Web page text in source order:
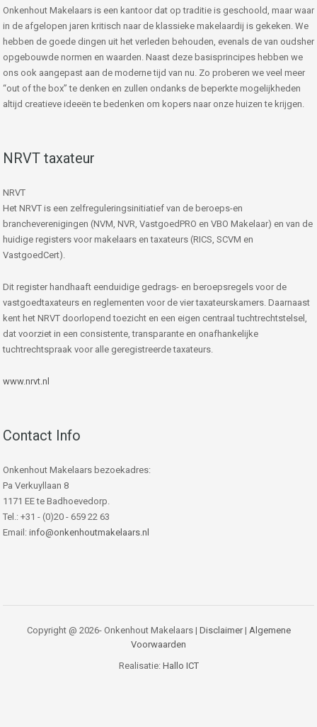
Onkenhout Makelaars is een kantoor dat op traditie is geschoold, maar waar
in de afgelopen jaren kritisch naar de klassieke makelaardij is gekeken. We
hebben de goede dingen uit het verleden behouden, evenals de van oudsher
opgebouwde normen en waarden. Naast deze basisprincipes hebben we
ons ook aangepast aan de moderne tijd van nu. Zo proberen we veel meer
“out of the box” te denken en zullen ondanks de beperkte mogelijkheden
altijd creatieve ideeën te bedenken om kopers naar onze huizen te krijgen.
NRVT taxateur
NRVT
Het NRVT is een zelfreguleringsinitiatief van de beroeps-en
brancheverenigingen (NVM, NVR, VastgoedPRO en VBO Makelaar) en van de
huidige registers voor makelaars en taxateurs (RICS, SCVM en
VastgoedCert).
Dit register handhaaft eenduidige gedrags- en beroepsregels voor de
vastgoedtaxateurs en reglementen voor de vier taxateurskamers. Daarnaast
kent het NRVT doorlopend toezicht en een eigen centraal tuchtrechtstelsel,
dat voorziet in een consistente, transparante en onafhankelijke
tuchtrechtspraak voor alle geregistreerde taxateurs.
www.nrvt.nl
Contact Info
Onkenhout Makelaars bezoekadres:
Pa Verkuyllaan 8
1171 EE te Badhoevedorp.
Tel.: +31 - (0)20 - 659 22 63
Email: info@onkenhoutmakelaars.nl
Copyright @ 2026- Onkenhout Makelaars | Disclaimer| Algemene
Voorwaarden
Realisatie: Hallo ICT